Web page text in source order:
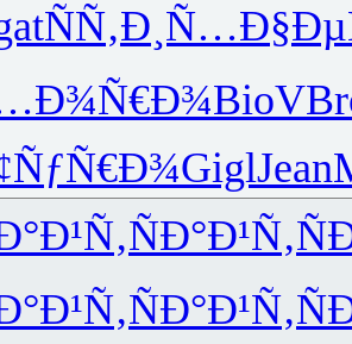
ÑÑ‚Ð¸Ñ…
BioV
GiglJean
ÑÐ°Ð¹Ñ‚
ÑÐ°Ð¹Ñ‚